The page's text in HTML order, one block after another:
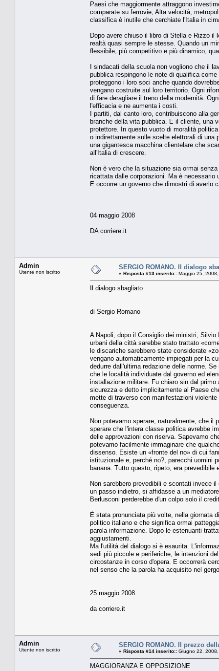
Paesi che maggiormente attraggono
comparate su ferrovie, Alta velocità,
classifica è inutile che cerchiate l'Italia in
Dopo avere chiuso il libro di Stella e Rizzo il
realtà quasi sempre le stesse. Quando un
flessibile, più competitivo e più dinamico,
I sindacati della scuola non vogliono che il
pubblica respingono le note di qualifica
proteggono i loro soci anche quando
vengano costruite sul loro territorio. Ogni
di fare deragliare il treno della modernità.
l'efficacia e ne aumenta i costi.
I partiti, dal canto loro, contribuiscono alla
branche della vita pubblica. E il cliente, una
protettore. In questo vuoto di moralità
o indirettamente sulle scelte elettorali di una
una gigantesca macchina clientelare che
all'Italia di crescere.
Non è vero che la situazione sia ormai
ricattata dalle corporazioni. Ma è
E occorre un governo che dimostri di averlo
04 maggio 2008
DA corriere.it
Admin
Utente non iscritto
SERGIO ROMANO. Il dialogo
« Risposta #13 inserito:: Maggio 25,
Il dialogo sbagliato
di Sergio Romano
A Napoli, dopo il Consiglio dei ministri,
urbani della città sarebbe stato trattato
le discariche sarebbero state considerate
vengano automaticamente impiegati per la
dedurre dall'ultima redazione delle norme.
che le località individuate dal governo ed
installazione militare. Fu chiaro sin dal
sicurezza e detto implicitamente al Paese
mette di traverso con manifestazioni
conseguenza.
Non potevamo sperare, naturalmente, che il
sperare che l'intera classe politica avrebbe
delle approvazioni con riserva. Sapevamo
potevamo facilmente immaginare che
dissenso. Esiste un «fronte del no» di cui
istituzionale e, perché no?, parecchi uomini
banana. Tutto questo, ripeto, era prevedibile
Non sarebbero prevedibili e scontati invece
un passo indietro, si affidasse a un
Berlusconi perderebbe d'un colpo solo il
È stata pronunciata più volte, nella giornata
politico italiano e che significa ormai
parola informazione. Dopo le estenuanti
aggiustamenti.
Ma l'utilità del dialogo si è esaurita.
sedi più piccole e periferiche, le intenzioni
circostanze in corso d'opera. E occorrerà
nel senso che la parola ha acquisito nel
25 maggio 2008
da corriere.it
Admin
Utente non iscritto
SERGIO ROMANO. Il prezzo
« Risposta #14 inserito:: Giugno 22,
MAGGIORANZA E OPPOSIZIONE